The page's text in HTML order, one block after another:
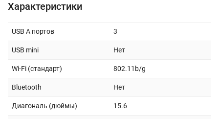
Характеристики
USB A портов 3
USB mini Нет
Wi-Fi (стандарт) 802.11b/g
Bluetooth Нет
Диагональ (дюймы) 15.6